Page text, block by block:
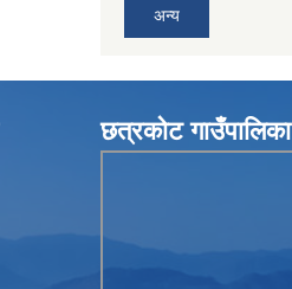
अन्य
छत्रकोट